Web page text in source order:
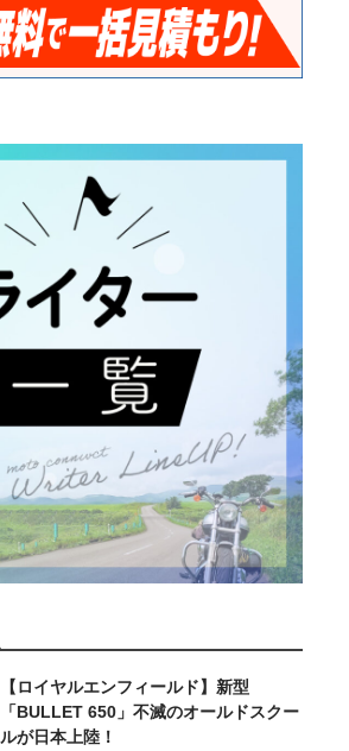
【ロイヤルエンフィールド】新型
「BULLET 650」不滅のオールドスクー
ルが⽇本上陸！